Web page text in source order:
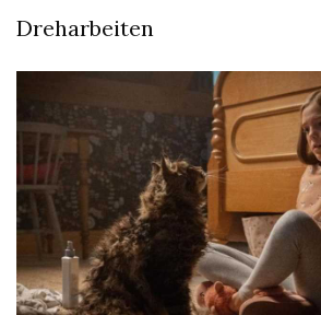
Dreharbeiten